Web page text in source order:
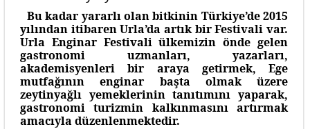
Bu kadar yararlı olan bitkinin Türkiye’de 2015
yılından itibaren Urla’da artık bir Festivali var.
Urla Enginar Festivali ülkemizin önde gelen
gastronomi uzmanları, yazarları,
akademisyenleri bir araya getirmek, Ege
mutfağının enginar başta olmak üzere
zeytinyağlı yemeklerinin tanıtımını yaparak,
gastronomi turizmin kalkınmasını artırmak
amacıyla düzenlenmektedir.